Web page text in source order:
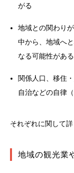
がる
地域との関わり
中から、地域へ
なる可能性がある
関係人口、移住
自治などの自律
それぞれに関して
地域の観光業